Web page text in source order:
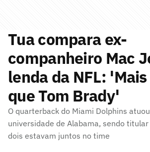
Tua compara ex-
companheiro Mac
lenda da NFL:
que Tom Brady'
O quarterback do Miami Dolphins
universidade de Alabama, sendo
dois estavam juntos no time